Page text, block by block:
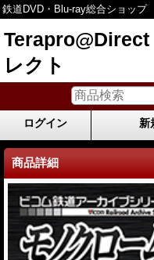
鉄道DVD・Blu-ray総合ショップ
レクト
ログイン 新
商品詳細